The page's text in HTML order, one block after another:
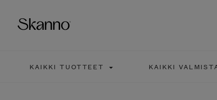
KAIKKI TUOTTEET KAIKKI